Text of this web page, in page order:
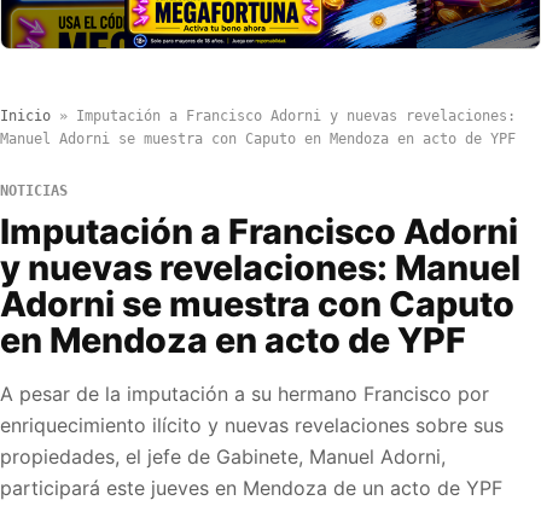
Inicio » Imputación a Francisco Adorni y nuevas revelaciones:
Manuel Adorni se muestra con Caputo en Mendoza en acto de YPF
NOTICIAS
Imputación a Francisco Adorni
y nuevas revelaciones: Manuel
Adorni se muestra con Caputo
en Mendoza en acto de YPF
A pesar de la imputación a su hermano Francisco por
enriquecimiento ilícito y nuevas revelaciones sobre sus
propiedades, el jefe de Gabinete, Manuel Adorni,
participará este jueves en Mendoza de un acto de YPF